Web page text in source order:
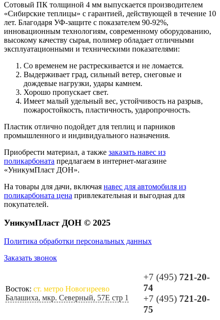
Сотовый ПК толщиной 4 мм выпускается производителем
«Сибирские теплицы» с гарантией, действующей в течение 10
лет. Благодаря УФ-защите с показателем 90-92%,
инновационным технологиям, современному оборудованию,
высокому качеству сырья, полимер обладает отличными
эксплуатационными и техническими показателями:
Со временем не растрескивается и не ломается.
Выдерживает град, сильный ветер, снеговые и
дождевые нагрузки, удары камнем.
Хорошо пропускает свет.
Имеет малый удельный вес, устойчивость на разрыв,
пожаростойкость, пластичность, ударопрочность.
Пластик отлично подойдет для теплиц и парников
промышленного и индивидуального назначения.
Приобрести материал, а также заказать навес из
поликарбоната предлагаем в интернет-магазине
«УникумПласт ДОН».
На товары для дачи, включая навес для автомобиля из
поликарбоната цена привлекательная и выгодная для
покупателей.
УникумПласт ДОН © 2025
Политика обработки персональных данных
Заказать звонок
Восток: ст. метро Новогиреево
Балашиха, мкр. Северный, 57Е стр 1
+7 (495) 721-20-
74
+7 (495) 721-20-
75